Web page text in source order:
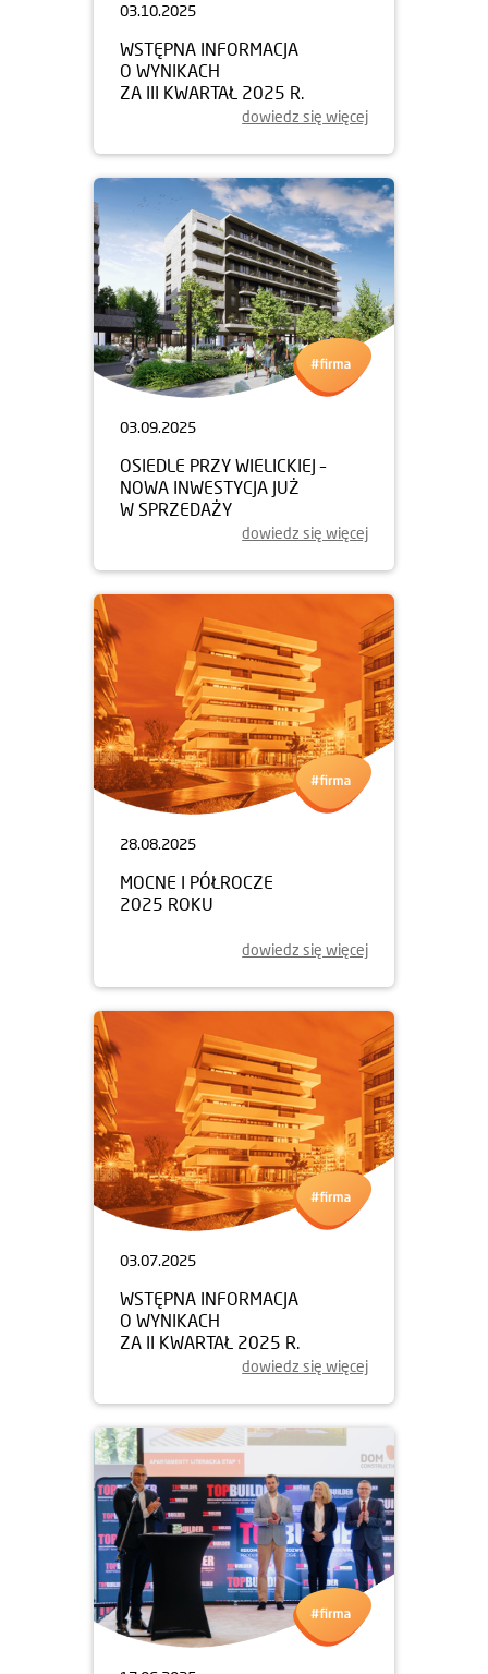
03.10.2025
WSTĘPNA INFORMACJA
O WYNIKACH
ZA III KWARTAŁ 2025 R.
dowiedz się więcej
03.09.2025
OSIEDLE PRZY WIELICKIEJ –
NOWA INWESTYCJA JUŻ
W SPRZEDAŻY
dowiedz się więcej
28.08.2025
MOCNE I PÓŁROCZE
2025 ROKU
dowiedz się więcej
03.07.2025
WSTĘPNA INFORMACJA
O WYNIKACH
ZA II KWARTAŁ 2025 R.
dowiedz się więcej